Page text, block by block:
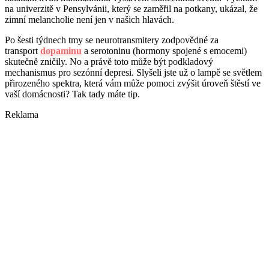
na univerzitě v Pensylvánii, který se zaměřil na potkany, ukázal, že
zimní melancholie není jen v našich hlavách.
Po šesti týdnech tmy se neurotransmitery zodpovědné za
transport dopaminu a serotoninu (hormony spojené s emocemi)
skutečně zničily. No a právě toto může být podkladový
mechanismus pro sezónní depresi. Slyšeli jste už o lampě se světlem
přirozeného spektra, která vám může pomoci zvýšit úroveň štěstí ve
vaší domácnosti? Tak tady máte tip.
Reklama